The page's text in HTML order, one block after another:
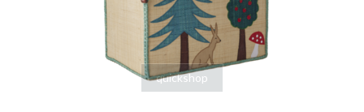
quickshop